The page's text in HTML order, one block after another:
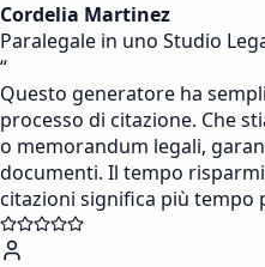
Cordelia Martinez
Paralegale in uno Studio
“
Questo generatore ha
processo di citazione. Che
o memorandum legali,
documenti. Il tempo
citazioni significa più tempo